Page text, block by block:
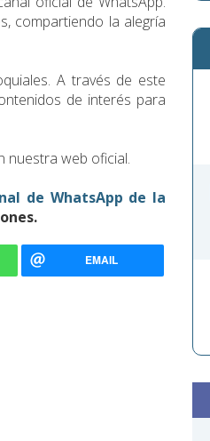
compartiendo la alegría
A través de este
de interés para
nuestra web oficial.
de WhatsApp de la
EMAIL